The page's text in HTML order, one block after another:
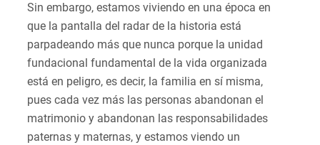
Sin embargo, estamos viviendo en una época en
que la pantalla del radar de la historia está
parpadeando más que nunca porque la unidad
fundacional fundamental de la vida organizada
está en peligro, es decir, la familia en sí misma,
pues cada vez más las personas abandonan el
matrimonio y abandonan las responsabilidades
paternas y maternas, y estamos viendo un